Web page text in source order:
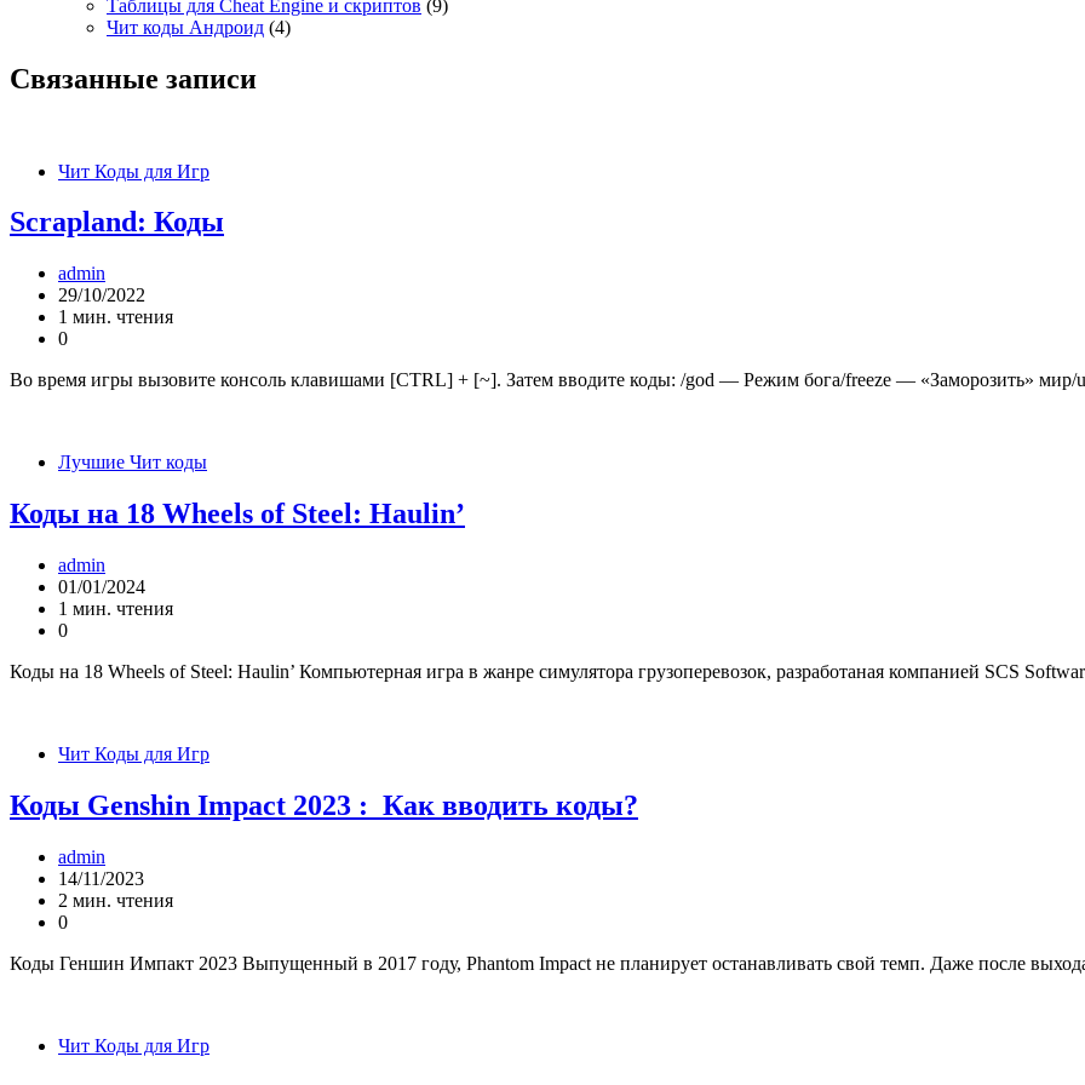
Таблицы для Cheat Engine и скриптов (9)
Чит коды Андроид (4)
Связанные записи
Чит Коды для Игр
Scrapland: Коды
admin
29/10/2022
1 мин. чтения
0
Во время игры вызовите консоль клавишами [CTRL] + [~]. Затем вводите коды: /god — Режим бога/freeze — «Заморозить»
Лучшие Чит коды
Коды на 18 Wheels of Steel: Haulin’
admin
01/01/2024
1 мин. чтения
0
Коды на 18 Wheels of Steel: Haulin’ Компьютерная игра в жанре симулятора грузоперевозок, разработаная компанией SCS
Чит Коды для Игр
Коды Genshin Impact 2023 : Как вводить коды?
admin
14/11/2023
2 мин. чтения
0
Коды Геншин Импакт 2023 Выпущенный в 2017 году, Phantom Impact не планирует останавливать свой темп. Даже после
Чит Коды для Игр